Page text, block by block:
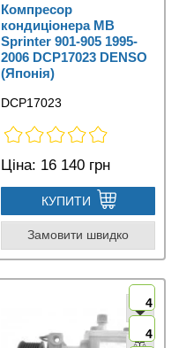
Компресор
кондиціонера MB
Sprinter 901-905 1995-
2006 DCP17023 DENSO
(Японія)
DCP17023
Ціна: 16 140 грн
КУПИТИ
Замовити швидко
4
4